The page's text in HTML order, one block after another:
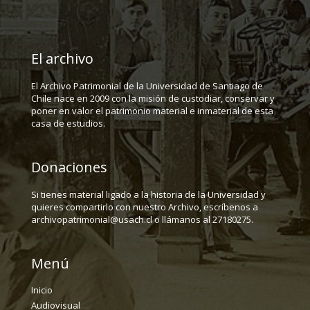
El archivo
El Archivo Patrimonial de la Universidad de Santiago de
Chile nace en 2009 con la misión de custodiar, conservar y
poner en valor el patrimonio material e inmaterial de esta
casa de estudios.
Donaciones
Si tienes material ligado a la historia de la Universidad y
quieres compartirlo con nuestro Archivo, escríbenos a
archivopatrimonial@usach.cl o llámanos al 27180275.
Menú
Inicio
Audiovisual